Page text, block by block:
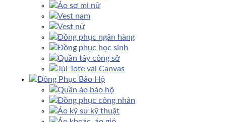
Áo sơ mi nữ
Vest nam
Vest nữ
Đồng phục ngân hàng
Đồng phục học sinh
Quần tây công sở
Túi Tote vải Canvas
Đồng Phục Bảo Hộ
Quần áo bảo hộ
Đồng phục công nhân
Áo kỹ sư kỹ thuật